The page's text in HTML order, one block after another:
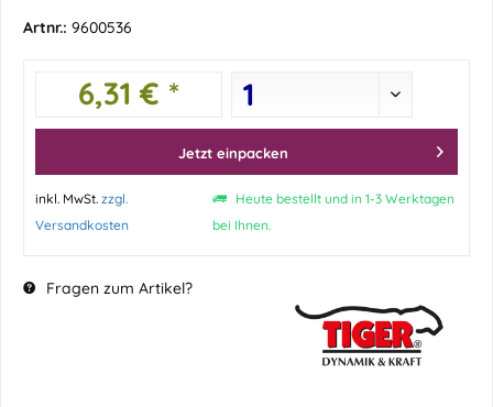
Artnr.: 9600536
6,31 € *
Jetzt einpacken
inkl. MwSt. zzgl.
Versandkosten
Heute bestellt und in 1-3 Werktagen
bei Ihnen.
Fragen zum Artikel?